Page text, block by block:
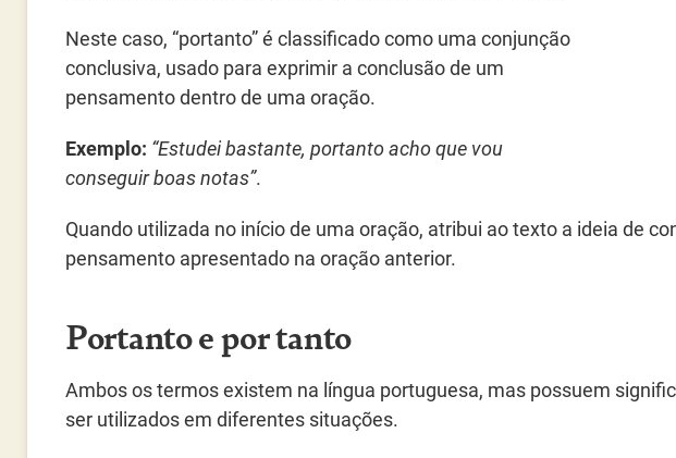
Neste caso, “portanto” é classificado como uma conjunção
conclusiva, usado para exprimir a conclusão de um
pensamento dentro de uma oração.
Exemplo: “Estudei bastante, portanto acho que vou
conseguir boas notas”.
Quando utilizada no início de uma oração, atribui ao texto a ideia de
pensamento apresentado na oração anterior.
Portanto e por tanto
Ambos os termos existem na língua portuguesa, mas possuem
ser utilizados em diferentes situações.